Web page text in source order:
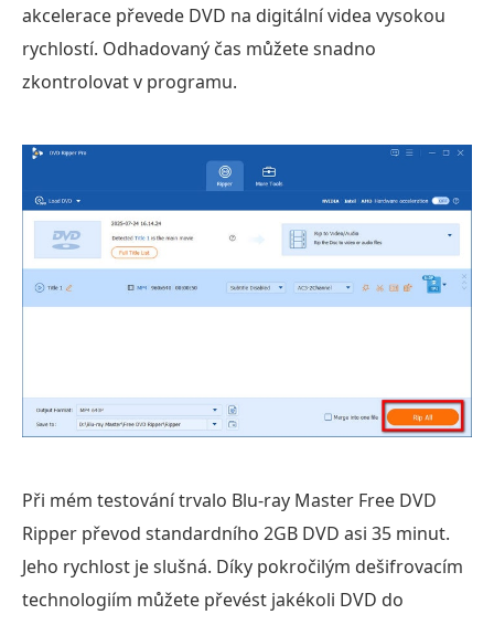
akcelerace převede DVD na digitální videa vysokou
rychlostí. Odhadovaný čas můžete snadno
zkontrolovat v programu.
Při mém testování trvalo Blu-ray Master Free DVD
Ripper převod standardního 2GB DVD asi 35 minut.
Jeho rychlost je slušná. Díky pokročilým dešifrovacím
technologiím můžete převést jakékoli DVD do